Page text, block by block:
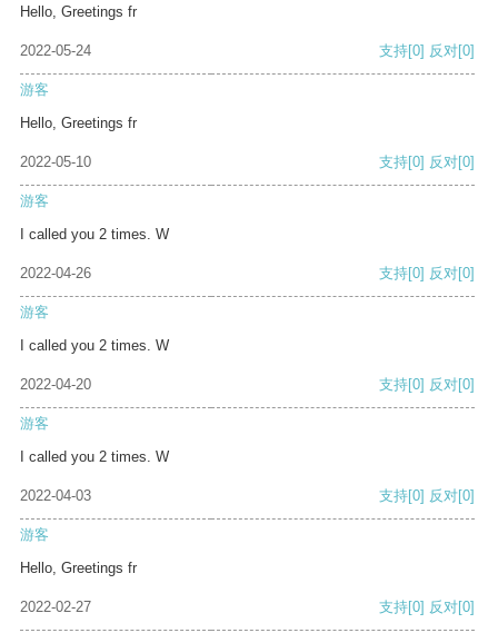
Hello, Greetings fr
2022-05-24 支持[0] 反对[0]
游客
Hello, Greetings fr
2022-05-10 支持[0] 反对[0]
游客
I called you 2 times. W
2022-04-26 支持[0] 反对[0]
游客
I called you 2 times. W
2022-04-20 支持[0] 反对[0]
游客
I called you 2 times. W
2022-04-03 支持[0] 反对[0]
游客
Hello, Greetings fr
2022-02-27 支持[0] 反对[0]